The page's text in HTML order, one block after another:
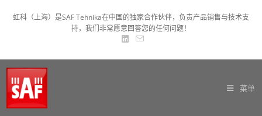
虹科（上海）是SAF Tehnika在中国的独家合作伙伴，负责产品销售与技术支
持，我们非常愿意回答您的任何问题！
菜单